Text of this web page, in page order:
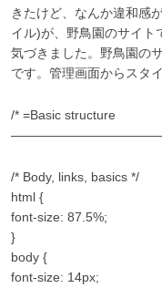
きたけど、なんか違和感
イル)が、野鳥園のサイト
気づきました。野鳥園の
です。管理画面からスタ
/* =Basic structure
/* Body, links, basics */
html {
font-size: 87.5%;
}
body {
font-size: 14px;